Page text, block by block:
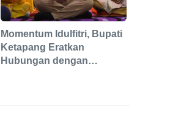
Momentum Idulfitri, Bupati
Ketapang Eratkan
Hubungan dengan